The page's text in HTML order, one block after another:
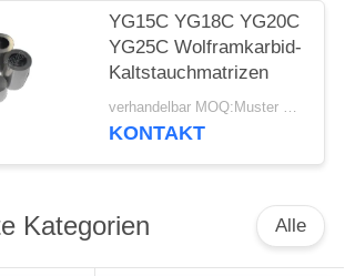
YG15C YG18C YG20C
YG25C Wolframkarbid-
Kaltstauchmatrizen
verhandelbar MOQ:Muster werden angenommen
KONTAKT
Kategorien Alle